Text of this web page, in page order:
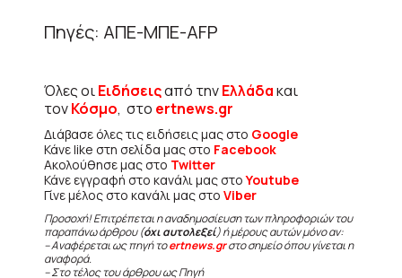
Πηγές: ΑΠΕ-ΜΠΕ-AFP
Όλες οιΕιδήσειςαπό τηνΕλλάδακαι
τονΚόσμο, στο ertnews.gr
Διάβασε όλες τις ειδήσεις μας στο Google
Κάνε like στη σελίδα μας στο Facebook
Ακολούθησε μας στο Twitter
Κάνε εγγραφή στο κανάλι μας στοYoutube
Γίνε μέλος στο κανάλι μας στο Viber
Προσοχή! Επιτρέπεται η αναδημοσίευση των πληροφοριών του
παραπάνω άρθρου (όχι αυτολεξεί) ή μέρους αυτών μόνο αν:
– Αναφέρεται ως πηγή τοertnews.grστο σημείο όπου γίνεται η
αναφορά.
– Στο τέλος του άρθρου ως Πηγή